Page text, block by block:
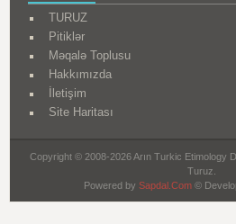
TURUZ
Pitiklər
Məqalə Toplusu
Hakkımızda
İletişim
Site Haritası
Copyright © 2008-2026 Arın Turkic Etimology
Turuz.
Powered by Sapdal.Com©